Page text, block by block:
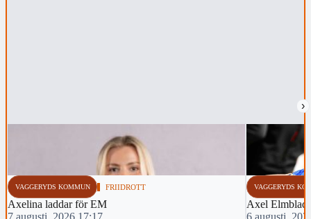
›
VAGGERYDS KOMMUN FRIIDROTT
Axelina laddar för EM
VAGGERYDS
Axel Elmblad